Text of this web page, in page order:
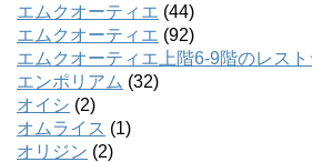
エムクオーティエ (44)
エムクオーティエ (92)
エムクオーティエ上階6-9階のレス
エンポリアム (32)
オイシ (2)
オムライス (1)
オリジン (2)